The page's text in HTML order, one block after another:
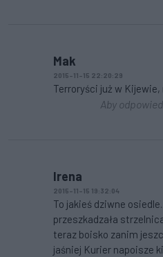
Mak
2015-11-15 22:20:29
Terroryści już w Kijewie,
Aby
Irena
2015-11-15 19:32:04
To jakieś dziwne
przeszkadzała
teraz boisko zanim
jaśniej Kurier napoisze